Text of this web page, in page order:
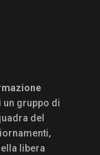
un gruppo di
del
libera